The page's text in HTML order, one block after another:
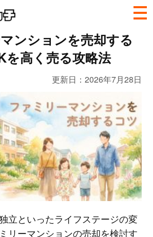
ンションを売却する
を高く売る攻略法
更新日：2026年7月28日
立といったライフステージの変
リーマンションの売却を検討す